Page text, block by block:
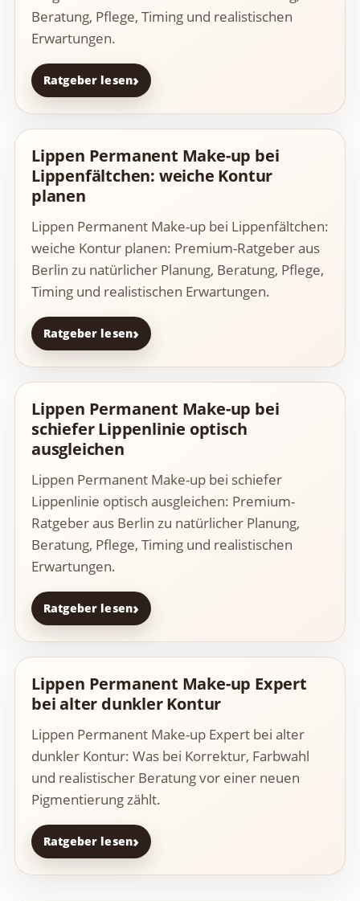
Beratung, Pflege, Timing und realistischen
Erwartungen.
Ratgeber lesen
Lippen Permanent Make-up bei
Lippenfältchen: weiche Kontur
planen
Lippen Permanent Make-up bei Lippenfältchen:
weiche Kontur planen: Premium-Ratgeber aus
Berlin zu natürlicher Planung, Beratung, Pflege,
Timing und realistischen Erwartungen.
Ratgeber lesen
Lippen Permanent Make-up bei
schiefer Lippenlinie optisch
ausgleichen
Lippen Permanent Make-up bei schiefer
Lippenlinie optisch ausgleichen: Premium-
Ratgeber aus Berlin zu natürlicher Planung,
Beratung, Pflege, Timing und realistischen
Erwartungen.
Ratgeber lesen
Lippen Permanent Make-up Expert
bei alter dunkler Kontur
Lippen Permanent Make-up Expert bei alter
dunkler Kontur: Was bei Korrektur, Farbwahl
und realistischer Beratung vor einer neuen
Pigmentierung zählt.
Ratgeber lesen